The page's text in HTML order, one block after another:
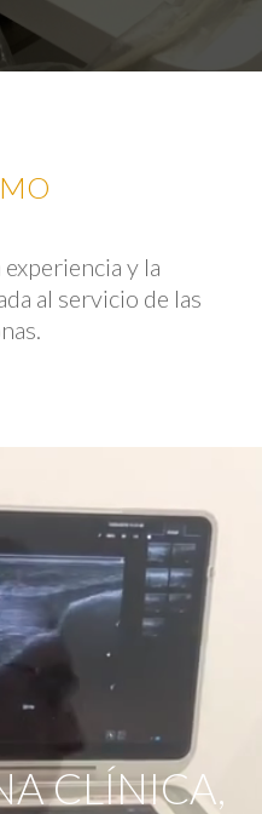
y la
al servicio de las
CLÍNICA,